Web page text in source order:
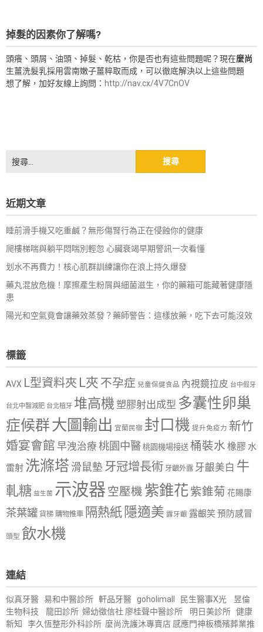
掉髮的因素你了解嗎?
頭癢、頭屑、油頭、掉髮、乾枯，你是否也有這些問題呢？現在麼尚
生薑洗髮乳採用雲南嫩子薑粹取而成，可以徹底解決以上這些問題
想了解，加好友線上詢問： http://nav.cx/4V7CnOV
尋
字:
近期文章
睡前滑手機又吃重鹹？無形傷腎行為正在侵蝕你的健康
爬樓梯喘與躺平悶喘別輕忽 心臟衰竭早期警訊一次看懂
划水不再費力！核心肌群訓練讓你在浪上持久爆發
藥丸混放危機！摩擦產生粉屑與細菌滋生，你的藥箱可能藏著健康隱
患
陽光和空氣竟會讓藥效蒸發？藥師警告：這樣放藥，吃下去可能沒效
標籤
AVX L型資料夾 L夾 不孕症 兒童保健食品 內視鏡拉皮 台中假牙
台北中醫減肥 台北植牙 堆高機塑膠射出成型 多囊性卵巢
症候群大圖輸出 宜蘭民宿 封口機 提升免疫力 新竹
婚宴會館 早洩治療 桃園中醫 桃園機場接送 桶裝水 橡膠 水
雷射 洗滌塔 滑鼠墊 牙冠增長術 牙齦外露 牙齦美白 牛
軋糖 益生菌 示波器 空壓機 紫錐花紫錐菊 花賜康
茶葉罐 貨梯 購物推車 隔熱紙 隱適美 露牙齦 露齦笑預防感冒
頭型 飲水機
連結
似真牙醫 易和中醫診所 軒品牙醫 goholimall 民生醫事X光
昱倫
生物科技
龍田診所 婦幼徵信社 廖桂聲中醫診所 明日美診所 健康
新知
李久恆整形外科診所 麼尚洗護沐專賣店 感應門神板橋殯葬業推